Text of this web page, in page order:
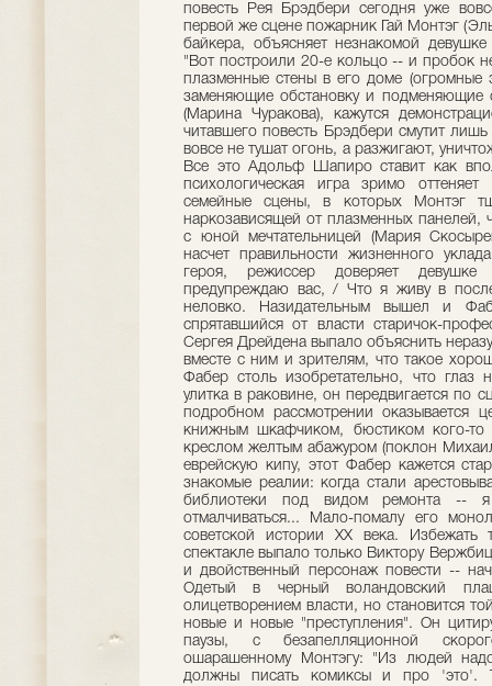
повесть Рея Брэдбери сегодня уже
первой же сцене пожарник Гай Монтэг
байкера, объясняет незнакомой девушке
"Вот построили 20-е кольцо -- и пробок
плазменные стены в его доме (огромные
заменяющие обстановку и
(Марина Чуракова), кажутся
читавшего повесть Брэдбери смутит
вовсе не тушат огонь, а разжигают,
Все это Адольф Шапиро ставит как
психологическая игра зримо
семейные сцены, в которых Монтэг
наркозависящей от плазменных панелей,
с юной мечтательницей (Мария
насчет правильности жизненного
героя, режиссер доверяет
предупреждаю вас, / Что я живу в
неловко. Назидательным вышел и
спрятавшийся от власти старичок-
Сергея Дрейдена выпало объяснить
вместе с ним и зрителям, что такое
Фабер столь изобретательно, что
улитка в раковине, он передвигается по
подробном рассмотрении оказывается
книжным шкафчиком, бюстиком кого-
креслом желтым абажуром (поклон
еврейскую кипу, этот Фабер кажется
знакомые реалии: когда стали
библиотеки под видом ремонта --
отмалчиваться... Мало-помалу его
советской истории ХХ века. Избежать
спектакле выпало только Виктору
и двойственный персонаж повести --
Одетый в черный воландовский
олицетворением власти, но становится
новые и новые "преступления". Он
паузы, с безапелляционной
ошарашенному Монтэгу: "Из людей
должны писать комиксы и про 'это'.